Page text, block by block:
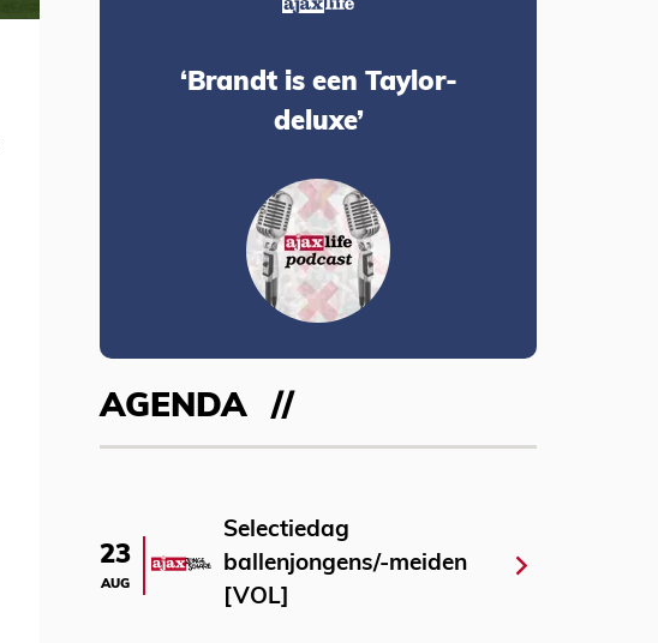
‘Brandt is een Taylor-
deluxe’
AGENDA
23
AUG
Selectiedag
ballenjongens/-meiden
[VOL]